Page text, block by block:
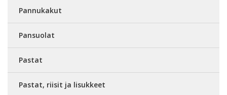
Pannukakut
Pansuolat
Pastat
Pastat, riisit ja lisukkeet